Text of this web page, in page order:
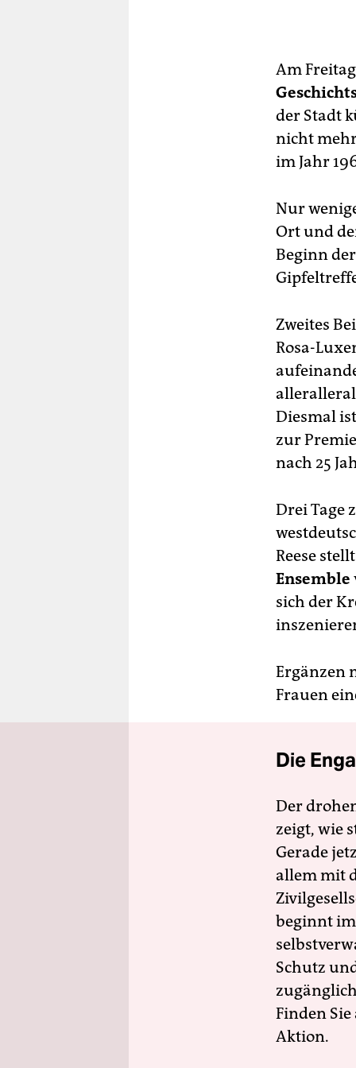
Am
der Stadt
nicht
im Jahr
Nur
Ort und
Beginn
Zweites
Rosa-
Diesmal
zur
nach 25
Drei Tage
Reese
Ensemble
sich der
Ergänzen
Frauen
Die
Der
zeigt, wie
Gerade
allem mit
beginnt
Schutz
Finden
Aktion.